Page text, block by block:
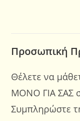
Προσωπική
Θέλετε να
ΜΟΝΟ ΓΙΑ ΣΑΣ
Συμπληρώστε